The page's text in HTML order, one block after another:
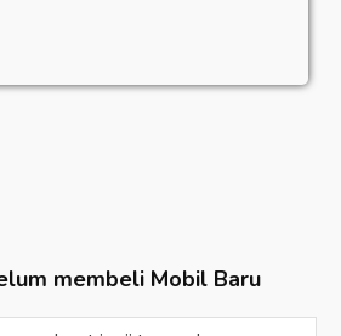
membeli Mobil Baru